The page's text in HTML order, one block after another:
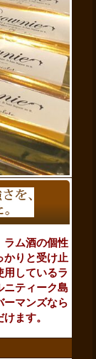
ラム酒の個性
かりと受け止
用しているラ
ニティーク島
ーマンズなら
ます。